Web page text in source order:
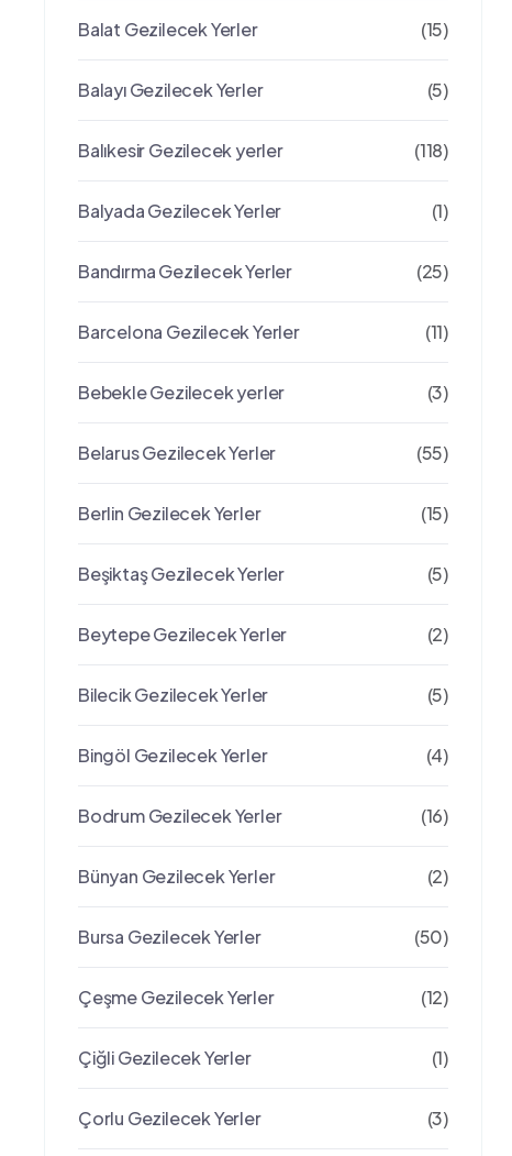
Balat Gezilecek Yerler (15)
Balayı Gezilecek Yerler (5)
Balıkesir Gezilecek yerler (118)
Balyada Gezilecek Yerler (1)
Bandırma Gezilecek Yerler (25)
Barcelona Gezilecek Yerler (11)
Bebekle Gezilecek yerler (3)
Belarus Gezilecek Yerler (55)
Berlin Gezilecek Yerler (15)
Beşiktaş Gezilecek Yerler (5)
Beytepe Gezilecek Yerler (2)
Bilecik Gezilecek Yerler (5)
Bingöl Gezilecek Yerler (4)
Bodrum Gezilecek Yerler (16)
Bünyan Gezilecek Yerler (2)
Bursa Gezilecek Yerler (50)
Çeşme Gezilecek Yerler (12)
Çiğli Gezilecek Yerler (1)
Çorlu Gezilecek Yerler (3)